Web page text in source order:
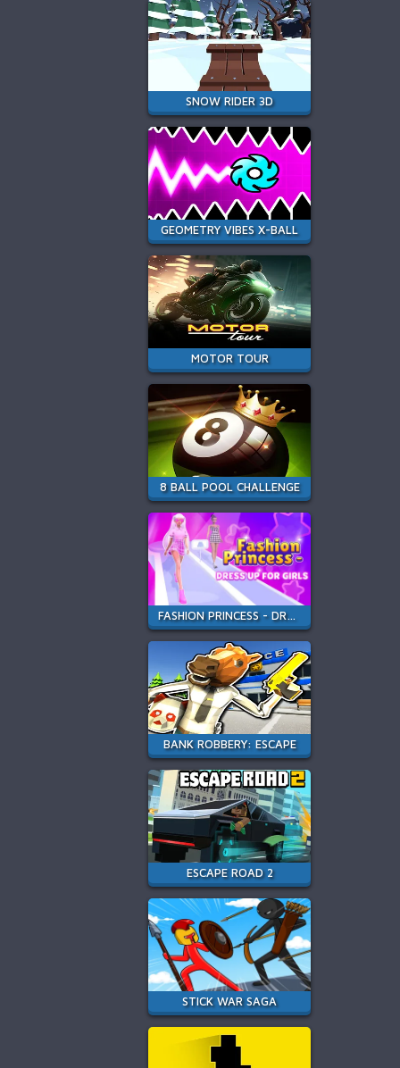
SNOW RIDER 3D
GEOMETRY VIBES X-BALL
MOTOR TOUR
8 BALL POOL CHALLENGE
FASHION PRINCESS - DRESS UP FOR GIRLS
BANK ROBBERY: ESCAPE
ESCAPE ROAD 2
STICK WAR SAGA